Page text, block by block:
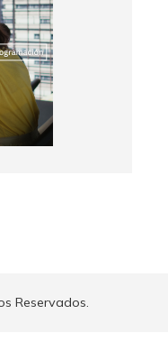
Reservados.